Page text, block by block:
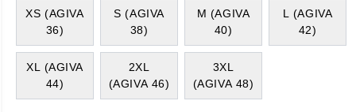
XS (AGIVA
36)
S (AGIVA
38)
M (AGIVA
40)
L (AGIVA
42)
XL (AGIVA
44)
2XL
(AGIVA 46)
3XL
(AGIVA 48)